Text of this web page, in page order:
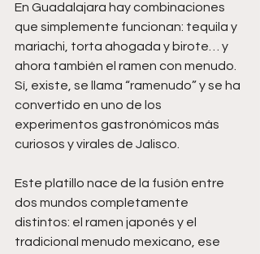
En Guadalajara hay combinaciones
que simplemente funcionan: tequila y
mariachi, torta ahogada y birote… y
ahora también el ramen con menudo.
Sí, existe, se llama “ramenudo” y se ha
convertido en uno de los
experimentos gastronómicos más
curiosos y virales de Jalisco.
Este platillo nace de la fusión entre
dos mundos completamente
distintos: el ramen japonés y el
tradicional menudo mexicano, ese